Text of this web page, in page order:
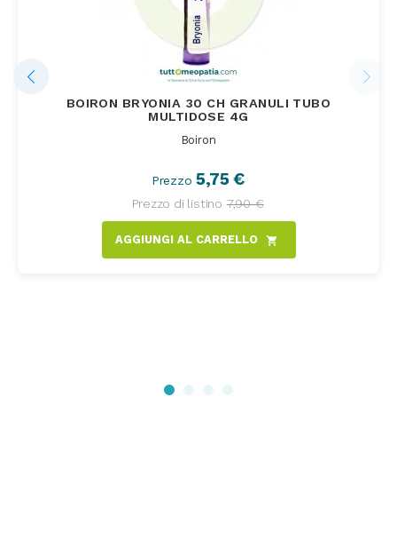
BOIRON BRYONIA 30 CH GRANULI TUBO
MULTIDOSE 4G
Boiron
Prezzo 5,75 €
Prezzo di listino 7,90 €
AGGIUNGI AL CARRELLO shopping_cart